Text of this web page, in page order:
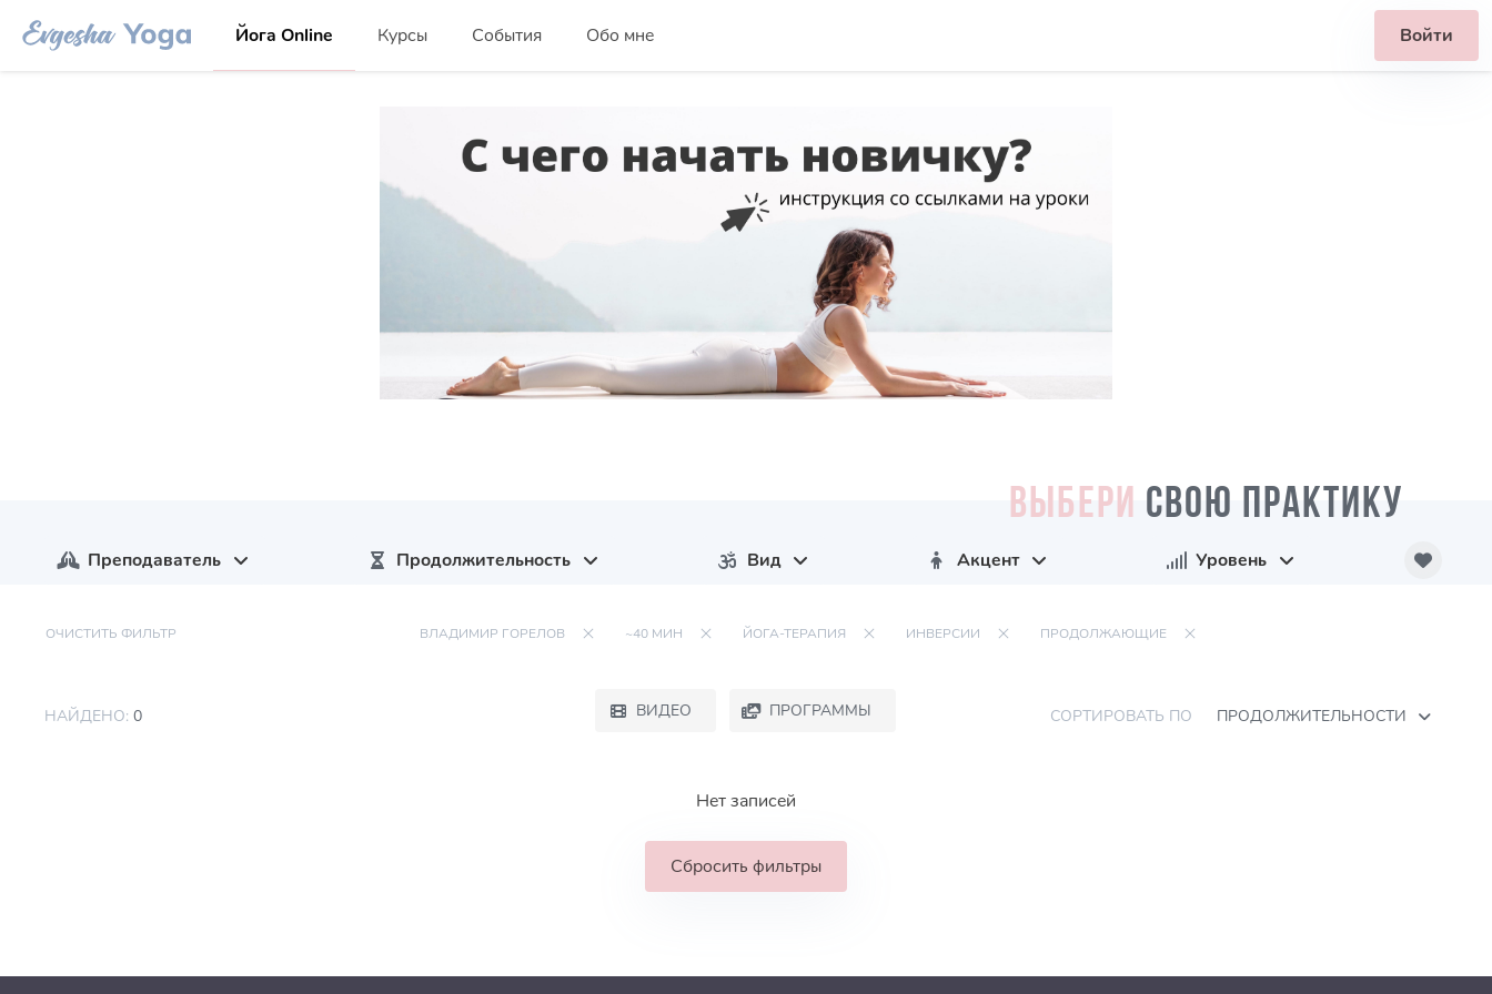
Йога Online Курсы События Обо мне Войти
ВЫБЕРИ СВОЮ ПРАКТИКУ
Преподаватель Продолжительность Вид Акцент Уровень
ОЧИСТИТЬ ФИЛЬТР ВЛАДИМИР ГОРЕЛОВ ~40 МИН ЙОГА-ТЕРАПИЯ ИНВЕРСИИ ПРОДОЛЖАЮЩИЕ
НАЙДЕНО: 0 ВИДЕО ПРОГРАММЫ СОРТИРОВАТЬ ПО ПРОДОЛЖИТЕЛЬНОСТИ
Нет записей
Сбросить фильтры